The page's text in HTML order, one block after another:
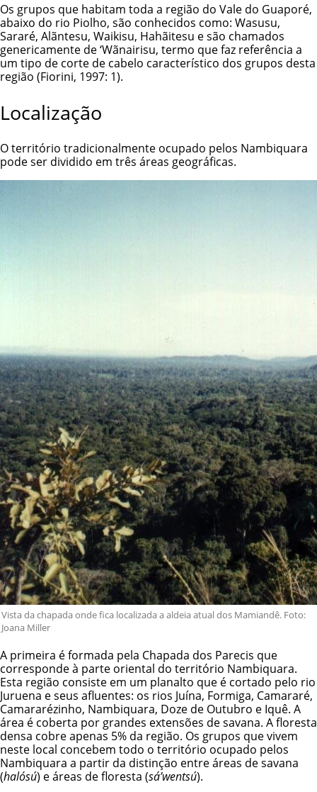
Os grupos que habitam toda a região do Vale do Guaporé,
abaixo do rio Piolho, são conhecidos como: Wasusu,
Sararé, Alãntesu, Waikisu, Hahãitesu e são chamados
genericamente de ‘Wãnairisu, termo que faz referência a
um tipo de corte de cabelo característico dos grupos desta
região (Fiorini, 1997: 1).
Localização
O território tradicionalmente ocupado pelos Nambiquara
pode ser dividido em três áreas geográficas.
Vista da chapada onde fica localizada a aldeia atual dos Mamiandê. Foto:
Joana Miller
A primeira é formada pela Chapada dos Parecis que
corresponde à parte oriental do território Nambiquara.
Esta região consiste em um planalto que é cortado pelo rio
Juruena e seus afluentes: os rios Juína, Formiga, Camararé,
Camararézinho, Nambiquara, Doze de Outubro e Iquê. A
área é coberta por grandes extensões de savana. A floresta
densa cobre apenas 5% da região. Os grupos que vivem
neste local concebem todo o território ocupado pelos
Nambiquara a partir da distinção entre áreas de savana
(halósú) e áreas de floresta (sá’wentsú).